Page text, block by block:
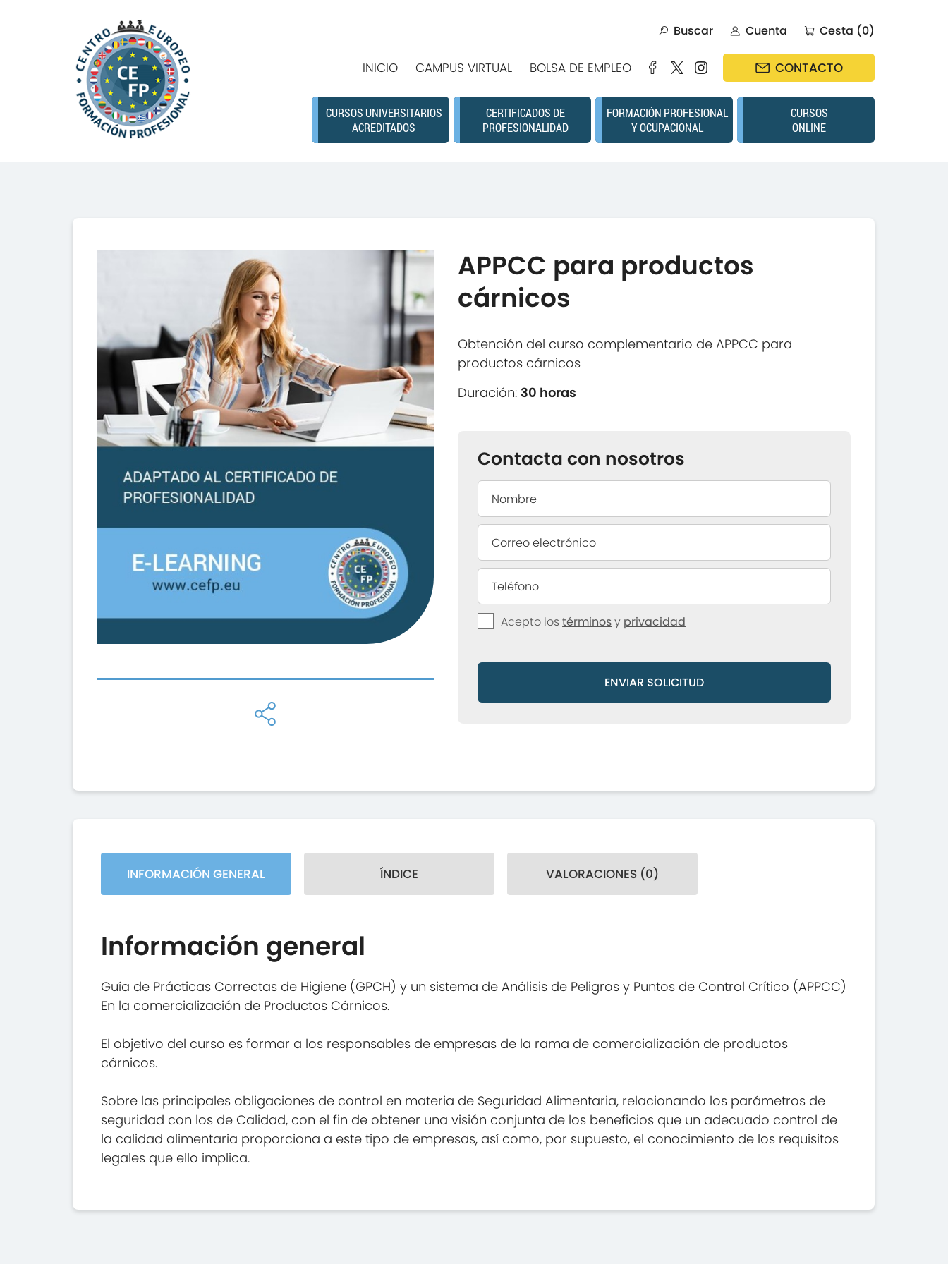
Buscar Cuenta Cesta (0)
INICIO CAMPUS VIRTUAL BOLSA DE EMPLEO CONTACTO
CURSOS UNIVERSITARIOS
ACREDITADOS
CERTIFICADOS DE
PROFESIONALIDAD
FORMACIÓN PROFESIONAL
Y OCUPACIONAL
CURSOS
ONLINE
APPCC para productos
cárnicos
Obtención del curso complementario de APPCC para
productos cárnicos
Duración: 30 horas
Contacta con nosotros
Acepto lostérminosy privacidad
ENVIAR SOLICITUD
INFORMACIÓN GENERAL ÍNDICE VALORACIONES (0)
Información general
Guía de Prácticas Correctas de Higiene (GPCH) y un sistema de Análisis de Peligros y Puntos de Control Crítico (APPCC)
En la comercialización de Productos Cárnicos.
El objetivo del curso es formar a los responsables de empresas de la rama de comercialización de productos
cárnicos.
Sobre las principales obligaciones de control en materia de Seguridad Alimentaria, relacionando los parámetros de
seguridad con los de Calidad, con el fin de obtener una visión conjunta de los beneficios que un adecuado control de
la calidad alimentaria proporciona a este tipo de empresas, así como, por supuesto, el conocimiento de los requisitos
legales que ello implica.